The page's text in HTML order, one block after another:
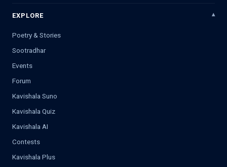
EXPLORE
Poetry & Stories
Sootradhar
Events
Forum
Kavishala Suno
Kavishala Quiz
Kavishala AI
Contests
Kavishala Plus